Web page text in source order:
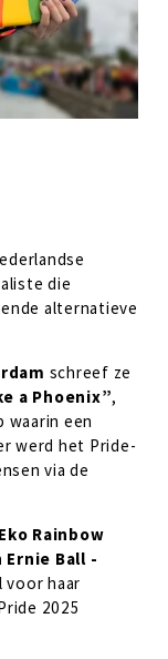
die
alternatieve
schreef ze
a Phoenix”,
waarin een
werd het Pride-
via de
Eko Rainbow
Ball -
voor haar
2025